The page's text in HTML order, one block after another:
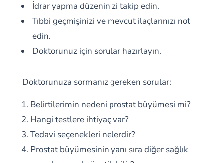
İdrar yapma düzeninizi takip edin.
Tıbbi geçmişinizi ve mevcut ilaçlarınızı not
edin.
Doktorunuz için sorular hazırlayın.
Doktorunuza sormanız gereken sorular:
Belirtilerimin nedeni prostat büyümesi mi?
Hangi testlere ihtiyaç var?
Tedavi seçenekleri nelerdir?
Prostat büyümesinin yanı sıra diğer sağlık